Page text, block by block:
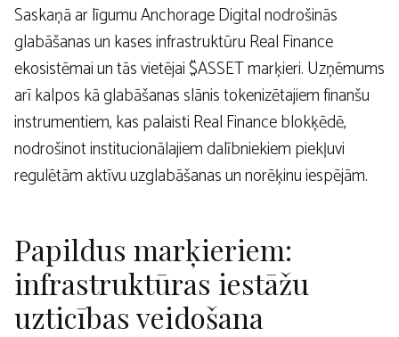
Saskaņā ar līgumu Anchorage Digital nodrošinās
glabāšanas un kases infrastruktūru Real Finance
ekosistēmai un tās vietējai $ASSET marķieri. Uzņēmums
arī kalpos kā glabāšanas slānis tokenizētajiem finanšu
instrumentiem, kas palaisti Real Finance blokķēdē,
nodrošinot institucionālajiem dalībniekiem piekļuvi
regulētām aktīvu uzglabāšanas un norēķinu iespējām.
Papildus marķieriem:
infrastruktūras iestāžu
uzticības veidošana